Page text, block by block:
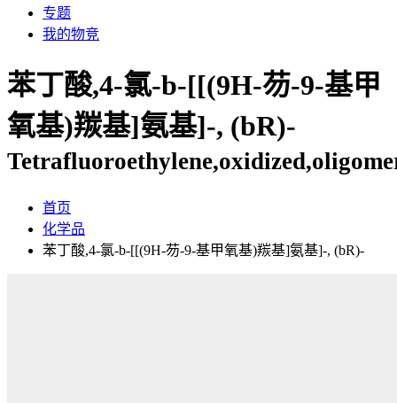
专题
我的物竞
苯丁酸,4-氯-b-[[(9H-芴-9-基甲
氧基)羰基]氨基]-, (bR)-
首页
化学品
苯丁酸,4-氯-b-[[(9H-芴-9-基甲氧基)羰基]氨基]-, (bR)-